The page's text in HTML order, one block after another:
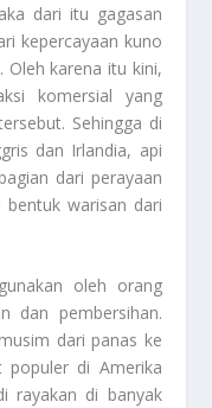
dari itu gagasan
kepercayaan kuno
karena itu kini,
komersial yang
Sehingga di
dan Irlandia, api
dari perayaan
warisan dari
oleh orang
dan pembersihan.
dari panas ke
populer di Amerika
rayakan di banyak